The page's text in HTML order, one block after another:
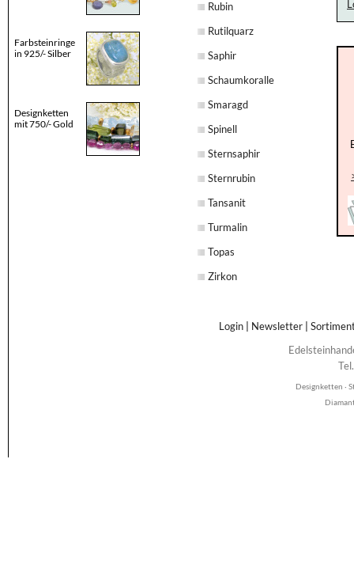
Farbsteinringe
in 925/- Silber
Designketten
mit 750/- Gold
Rubin
Rutilquarz
Saphir
Schaumkoralle
Smaragd
Spinell
Sternsaphir
Sternrubin
Tansanit
Turmalin
Topas
Zirkon
Login Newsletter |
Designketten ·